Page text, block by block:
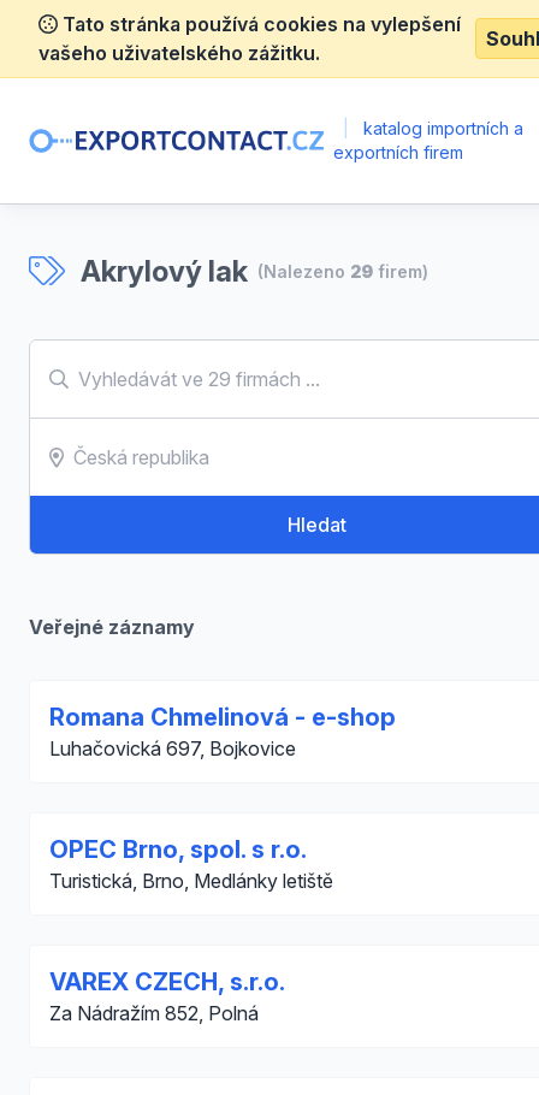
Tato stránka používá cookies na vylepšení
vašeho uživatelského zážitku.
katalog importních a
exportních firem
Akrylový lak (Nalezeno 29 firem)
Hledat
Veřejné záznamy
Romana Chmelinová - e-shop
Luhačovická 697, Bojkovice
OPEC Brno, spol. s r.o.
Turistická, Brno, Medlánky letiště
VAREX CZECH, s.r.o.
Za Nádražím 852, Polná